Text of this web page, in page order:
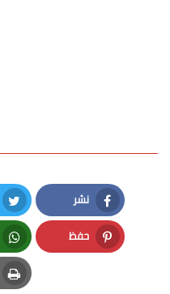
نشر
Facebook
حفظ
Pinterest